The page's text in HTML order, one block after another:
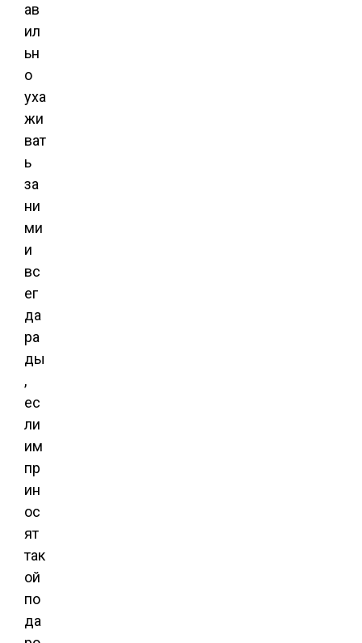
ав
ил
ьн
о
уха
жи
ват
ь
за
ни
ми
и
вс
ег
да
ра
ды
,
ес
ли
им
пр
ин
ос
ят
так
ой
по
да